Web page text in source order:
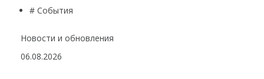
# События
Новости и обновления
06.08.2026